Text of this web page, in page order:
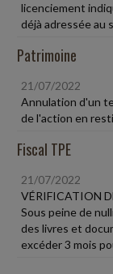
licenciement
déjà adressée au
Patrimoine
21/07/2022
Annulation d'un
de l'action en
Fiscal TPE
21/07/2022
VÉRIFICATION
Sous peine de
des livres et
excéder 3 mois